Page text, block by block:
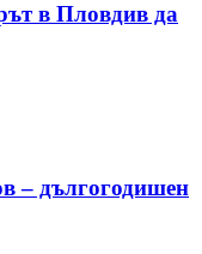
в Пловдив да
– дългогодишен